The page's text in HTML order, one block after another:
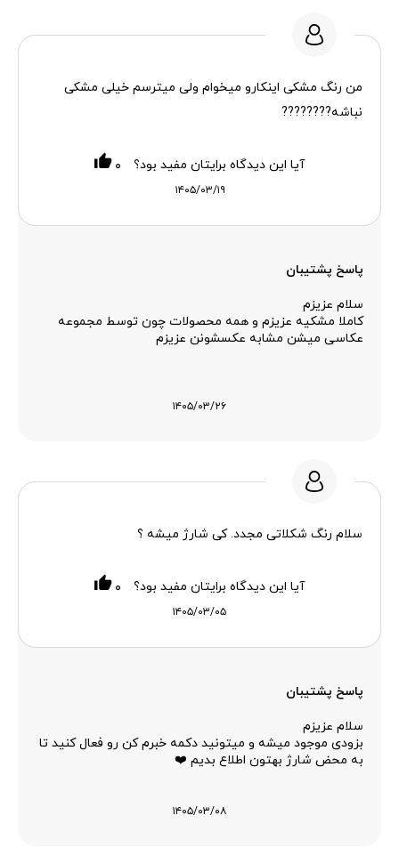
من رنگ مشکی اینکارو میخوام ولی میترسم خیلی مشکی
نباشه????‍????
۱۴۰۵/۰۳/۱۹
آیا این دیدگاه برایتان مفید بود؟ ۰
پاسخ پشتیبان
سلام عزیزم
کاملا مشکیه عزیزم و همه محصولات چون توسط مجموعه
عکاسی میشن مشابه عکسشونن عزیزم
۱۴۰۵/۰۳/۲۶
سلام رنگ شکلاتی مجدد. کی شارژ میشه ؟
۱۴۰۵/۰۳/۰۵
آیا این دیدگاه برایتان مفید بود؟ ۰
پاسخ پشتیبان
سلام عزیزم
بزودی موجود میشه و میتونید دکمه خبرم کن رو فعال کنید تا
به محض شارژ بهتون اطلاع بدیم ❤️
۱۴۰۵/۰۳/۰۸